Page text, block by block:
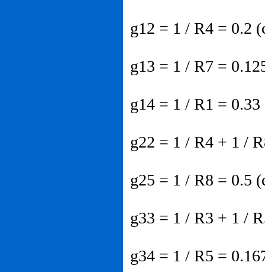
g12 = 1 / R4 = 0.2
g13 = 1 / R7 =
g14 = 1 / R1 =
g22 = 1 / R4 + 1 /
g25 = 1 / R8 = 0.5
g33 = 1 / R3 + 1 /
g34 = 1 / R5 =